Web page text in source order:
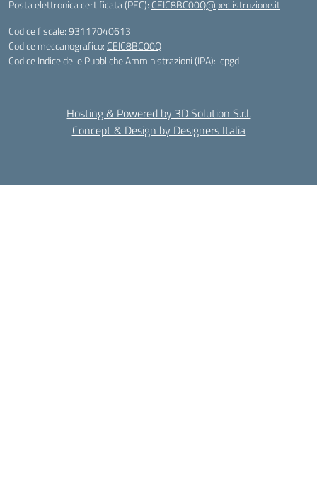
Posta elettronica certificata (PEC): CEIC8BC00Q@pec.istruzione.it
Codice fiscale: 93117040613
Codice meccanografico: CEIC8BC00Q
Codice Indice delle Pubbliche Amministrazioni (IPA): icpgd
Hosting & Powered by 3D Solution S.r.l.
Concept & Design by Designers Italia